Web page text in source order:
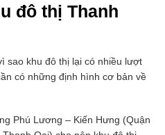
đô thị Thanh
sao khu đô thị lại có nhiều lượt
có những định hình cơ bản về
Phú Lương – Kiến Hưng (Quận